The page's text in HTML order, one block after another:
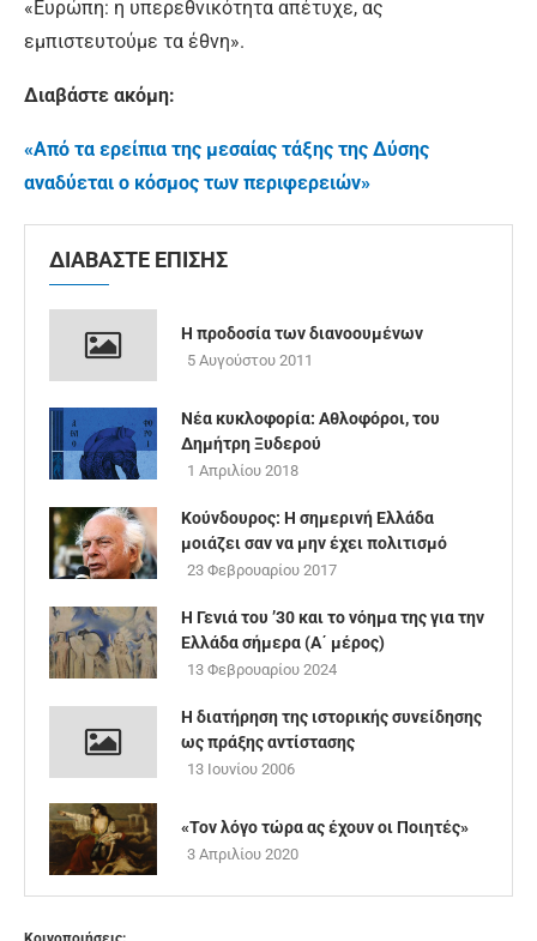
«Ευρώπη: η υπερεθνικότητα απέτυχε, ας
εμπιστευτούμε τα έθνη».
Διαβάστε ακόμη:
«Από τα ερείπια της μεσαίας τάξης της Δύσης
αναδύεται ο κόσμος των περιφερειών»
ΔΙΑΒΑΣΤΕ ΕΠΙΣΗΣ
Η προδοσία των διανοουμένων
5 Αυγούστου 2011
Νέα κυκλοφορία: Αθλοφόροι, του
Δημήτρη Ξυδερού
1 Απριλίου 2018
Κούνδουρος: Η σημερινή Ελλάδα
μοιάζει σαν να μην έχει πολιτισμό
23 Φεβρουαρίου 2017
Η Γενιά του ’30 και το νόημα της για την
Ελλάδα σήμερα (Α΄ μέρος)
13 Φεβρουαρίου 2024
Η διατήρηση της ιστορικής συνείδησης
ως πράξης αντίστασης
13 Ιουνίου 2006
«Τον λόγο τώρα ας έχουν οι Ποιητές»
3 Απριλίου 2020